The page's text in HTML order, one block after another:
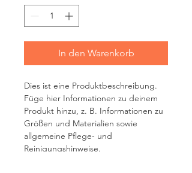
In den Warenkorb
Dies ist eine Produktbeschreibung.
Füge hier Informationen zu deinem
Produkt hinzu, z. B. Informationen zu
Größen und Materialien sowie
allgemeine Pflege- und
Reinigungshinweise.